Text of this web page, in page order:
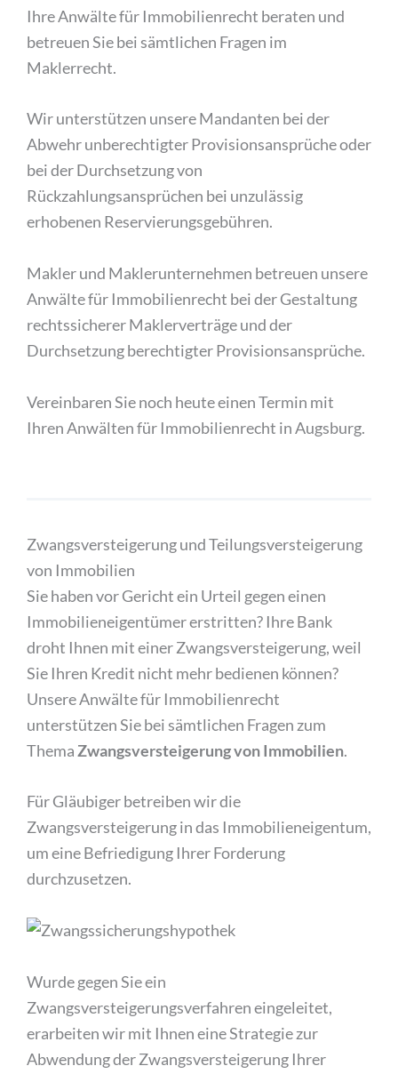
Ihre Anwälte für Immobilienrecht beraten und
betreuen Sie bei sämtlichen Fragen im
Maklerrecht.
Wir unterstützen unsere Mandanten bei der
Abwehr unberechtigter Provisionsansprüche oder
bei der Durchsetzung von
Rückzahlungsansprüchen bei unzulässig
erhobenen Reservierungsgebühren.
Makler und Maklerunternehmen betreuen unsere
Anwälte für Immobilienrecht bei der Gestaltung
rechtssicherer Maklerverträge und der
Durchsetzung berechtigter Provisionsansprüche.
Vereinbaren Sie noch heute einen Termin mit
Ihren Anwälten für Immobilienrecht in Augsburg.
Zwangsversteigerung und Teilungsversteigerung
von Immobilien
Sie haben vor Gericht ein Urteil gegen einen
Immobilieneigentümer erstritten? Ihre Bank
droht Ihnen mit einer Zwangsversteigerung, weil
Sie Ihren Kredit nicht mehr bedienen können?
Unsere Anwälte für Immobilienrecht
unterstützen Sie bei sämtlichen Fragen zum
ThemaZwangsversteigerung von Immobilien.
Für Gläubiger betreiben wir die
Zwangsversteigerung in das Immobilieneigentum,
um eine Befriedigung Ihrer Forderung
durchzusetzen.
Wurde gegen Sie ein
Zwangsversteigerungsverfahren eingeleitet,
erarbeiten wir mit Ihnen eine Strategie zur
Abwendung der Zwangsversteigerung Ihrer